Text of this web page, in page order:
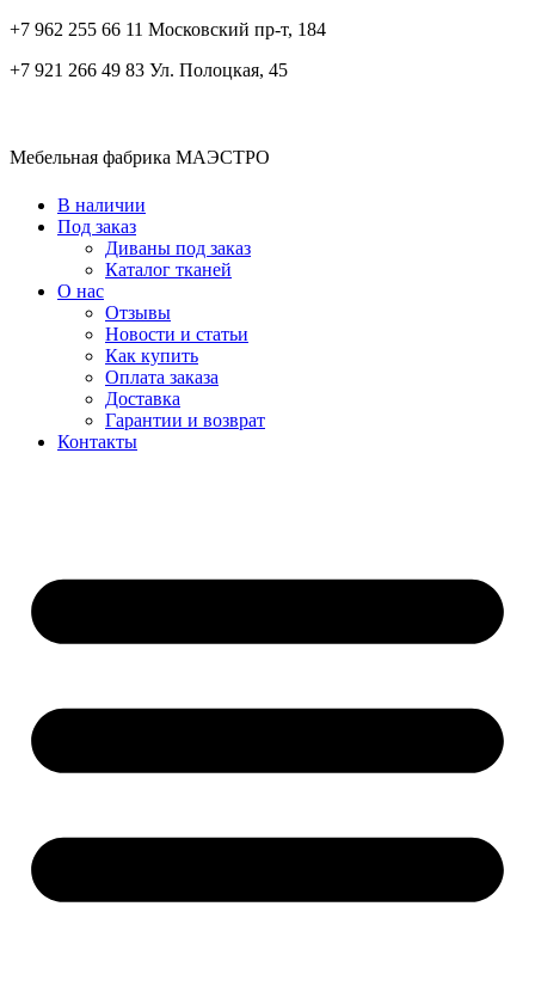
+7 962 255 66 11 Московский пр-т, 184
+7 921 266 49 83 Ул. Полоцкая, 45
Мебельная фабрика МАЭСТРО
В наличии
Под заказ
Диваны под заказ
Каталог тканей
О нас
Отзывы
Новости и статьи
Как купить
Оплата заказа
Доставка
Гарантии и возврат
Контакты